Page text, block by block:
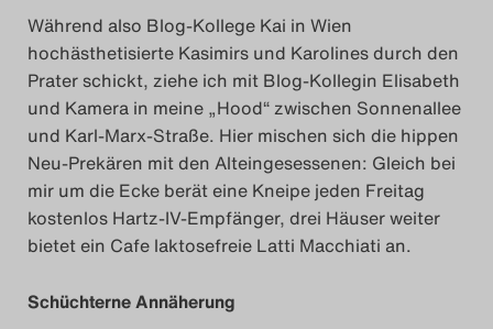
2018 Alumni
Das Theatertreffen-Blog
2019
Das Theatertreffen-Blog
2020
Das Theatertreffen-Blog
2021
Während also Blog-Kollege Kai in Wien
hochästhetisierte Kasimirs und Karolines durch den
Prater schickt, ziehe ich mit Blog-Kollegin Elisabeth
und Kamera in meine „Hood“ zwischen Sonnenallee
und Karl-Marx-Straße. Hier mischen sich die hippen
Neu-Prekären mit den Alteingesessenen: Gleich bei
mir um die Ecke berät eine Kneipe jeden Freitag
kostenlos Hartz-IV-Empfänger, drei Häuser weiter
bietet ein Cafe laktosefreie Latti Macchiati an.
Schüchterne Annäherung